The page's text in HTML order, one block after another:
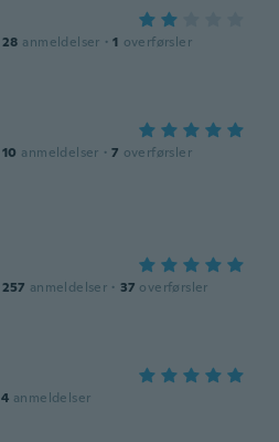
28 anmeldelser · 1 overførsler
10 anmeldelser · 7 overførsler
257 anmeldelser · 37 overførsler
4 anmeldelser